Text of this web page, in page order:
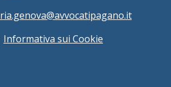
Informativa sui Cookie